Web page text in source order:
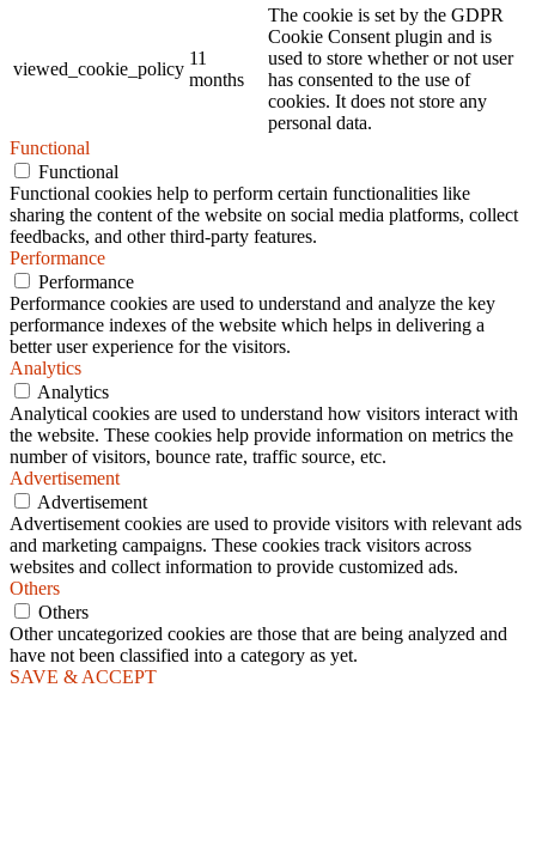
viewed_cookie_policy
11
months
The cookie is set by the GDPR
Cookie Consent plugin and is
used to store whether or not user
has consented to the use of
cookies. It does not store any
personal data.
Functional
Functional
Functional cookies help to perform certain functionalities like
sharing the content of the website on social media platforms, collect
feedbacks, and other third-party features.
Performance
Performance
Performance cookies are used to understand and analyze the key
performance indexes of the website which helps in delivering a
better user experience for the visitors.
Analytics
Analytics
Analytical cookies are used to understand how visitors interact with
the website. These cookies help provide information on metrics the
number of visitors, bounce rate, traffic source, etc.
Advertisement
Advertisement
Advertisement cookies are used to provide visitors with relevant ads
and marketing campaigns. These cookies track visitors across
websites and collect information to provide customized ads.
Others
Others
Other uncategorized cookies are those that are being analyzed and
have not been classified into a category as yet.
SAVE & ACCEPT